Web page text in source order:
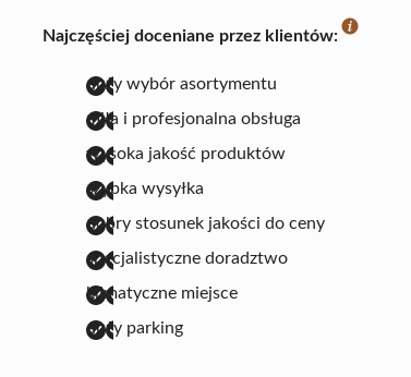
Najczęściej doceniane przez klientów:
duży wybór asortymentu
miła i profesjonalna obsługa
wysoka jakość produktów
szybka wysyłka
dobry stosunek jakości do ceny
specjalistyczne doradztwo
klimatyczne miejsce
duży parking